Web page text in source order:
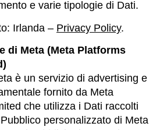
e varie tipologie di Dati.
Irlanda – Privacy Policy.
di Meta (Meta Platforms
è un servizio di advertising e
fornito da Meta
che utilizza i Dati raccolti
personalizzato di Meta